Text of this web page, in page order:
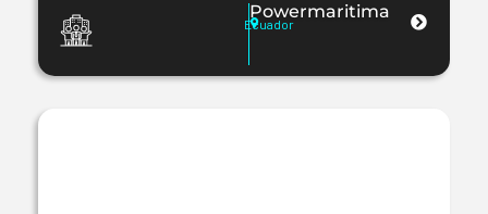
Powermaritima
Ecuador